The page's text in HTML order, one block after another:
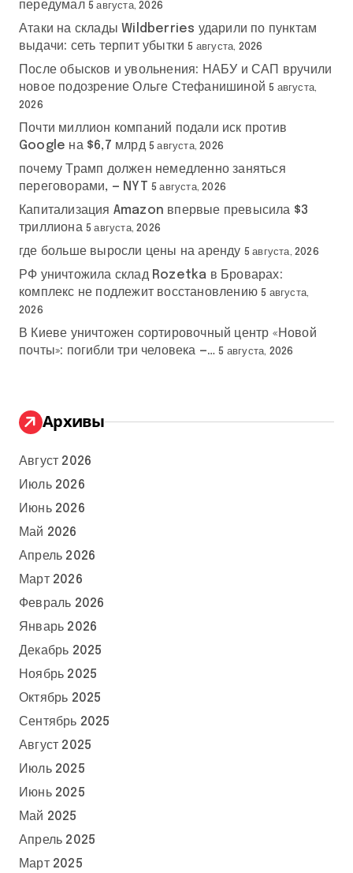
передумал 5 августа, 2026
Атаки на склады Wildberries ударили по пунктам
выдачи: сеть терпит убытки 5 августа, 2026
После обысков и увольнения: НАБУ и САП вручили
новое подозрение Ольге Стефанишиной 5 августа,
2026
Почти миллион компаний подали иск против
Google на $6,7 млрд 5 августа, 2026
почему Трамп должен немедленно заняться
переговорами, — NYT 5 августа, 2026
Капитализация Amazon впервые превысила $3
триллиона 5 августа, 2026
где больше выросли цены на аренду 5 августа, 2026
РФ уничтожила склад Rozetka в Броварах:
комплекс не подлежит восстановлению 5 августа,
2026
В Киеве уничтожен сортировочный центр «Новой
почты»: погибли три человека —… 5 августа, 2026
Архивы
Август 2026
Июль 2026
Июнь 2026
Май 2026
Апрель 2026
Март 2026
Февраль 2026
Январь 2026
Декабрь 2025
Ноябрь 2025
Октябрь 2025
Сентябрь 2025
Август 2025
Июль 2025
Июнь 2025
Май 2025
Апрель 2025
Март 2025